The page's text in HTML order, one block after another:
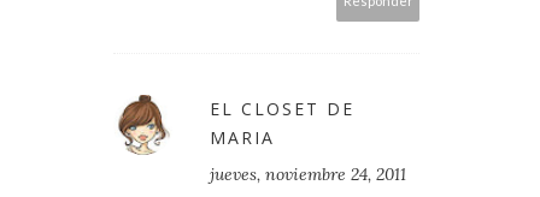
EL CLOSET DE
MARIA
jueves, noviembre 24, 2011